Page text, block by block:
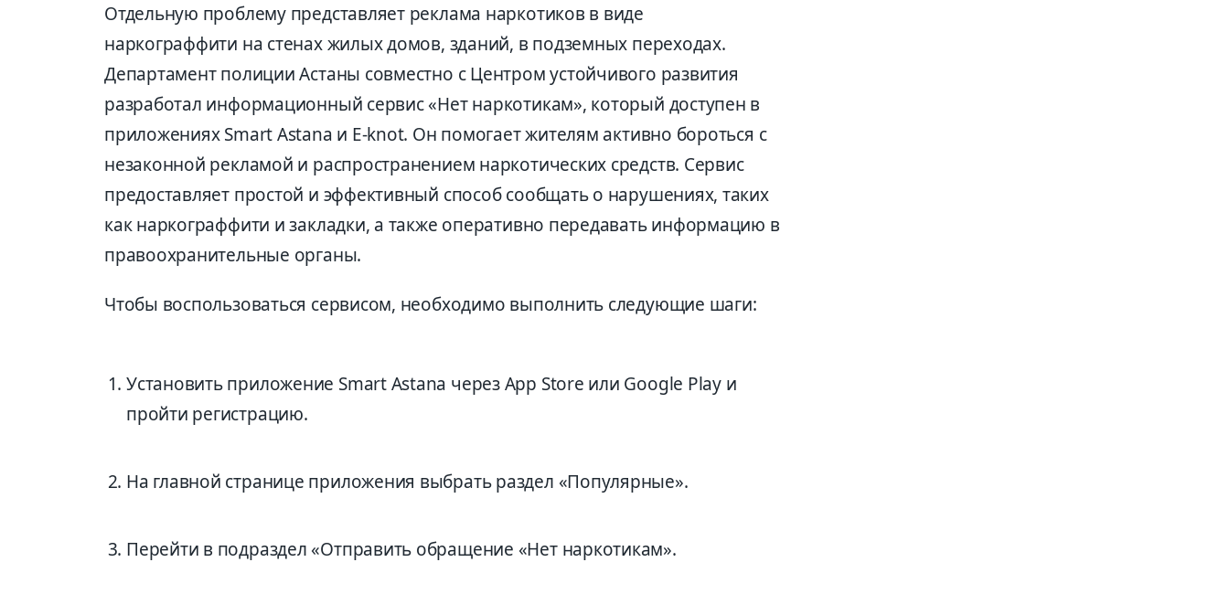
Отдельную проблему представляет реклама наркотиков в виде
наркограффити на стенах жилых домов, зданий, в подземных переходах.
Департамент полиции Астаны совместно с Центром устойчивого развития
разработал информационный сервис «Нет наркотикам», который доступен в
приложениях Smart Astana и E-knot. Он помогает жителям активно бороться с
незаконной рекламой и распространением наркотических средств. Сервис
предоставляет простой и эффективный способ сообщать о нарушениях, таких
как наркограффити и закладки, а также оперативно передавать информацию в
правоохранительные органы.
Чтобы воспользоваться сервисом, необходимо выполнить следующие шаги:
Установить приложение Smart Astana через App Store или Google Play и
пройти регистрацию.
На главной странице приложения выбрать раздел «Популярные».
Перейти в подраздел «Отправить обращение «Нет наркотикам».